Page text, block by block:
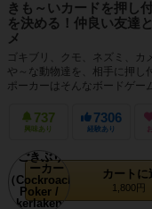
きも～いカードを押し
を決める！仲良い友達
メ
ゴキブリ、クモ、ネズミ、カ
や～な動物達を、相手に押し
ポーカーはそんなボードゲー
737
興味あり
7306
経験あり
カートに
1,800円